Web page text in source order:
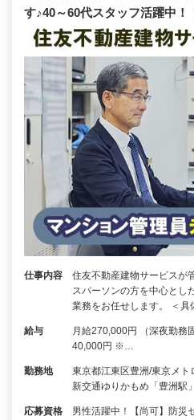
す♪40～60代スタッフ活躍中！
仕事内容
住友不動産建物サービスが
スパーソンの方を中心とし
業務をお任せします。 ＜
給与
月給270,000円 （深夜勤務
40,000円 ※…
勤務地
東京都江東区豊洲/東京メト
新交通ゆりかもめ「豊洲駅
応募資格
男性活躍中！【尚可】防災